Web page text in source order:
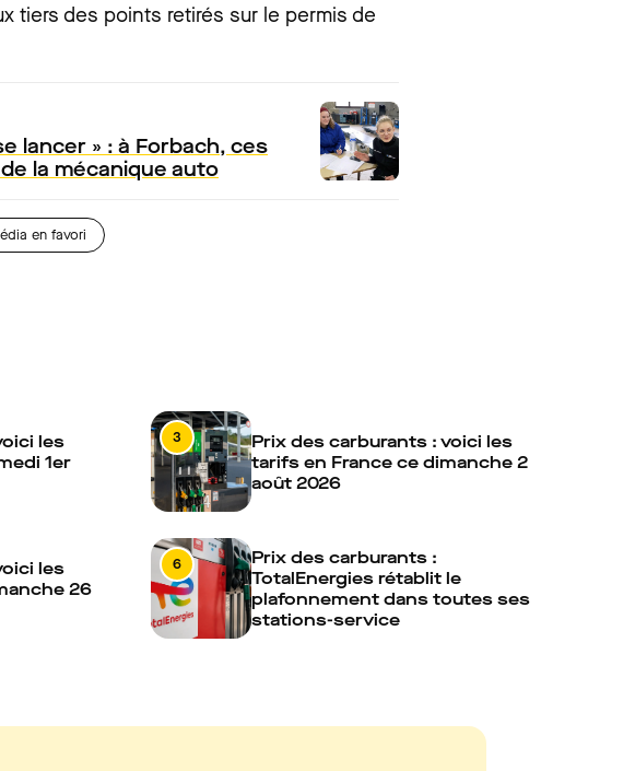
tiers des points retirés sur le permis de
lancer » : à Forbach, ces
la mécanique auto
en favori
les
1er
3
Prix des carburants : voici les
tarifs en France ce dimanche 2
août 2026
les
26
6
Prix des carburants :
TotalEnergies rétablit le
plafonnement dans toutes ses
stations-service